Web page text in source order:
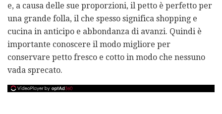
e, a causa delle sue proporzioni, il petto è perfetto per
una grande folla, il che spesso significa shopping e
cucina in anticipo e abbondanza di avanzi. Quindi è
importante conoscere il modo migliore per
conservare petto fresco e cotto in modo che nessuno
vada sprecato.